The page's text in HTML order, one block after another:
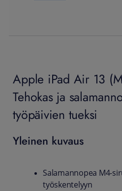
Apple iPad Air 13
Tehokas ja
työpäivien tueksi
Yleinen kuvaus
Salamannopea
työskentelyyn